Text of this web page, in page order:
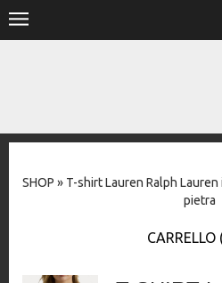
SHOP » T-shirt Lauren Ralph
pietra
CARRELLO